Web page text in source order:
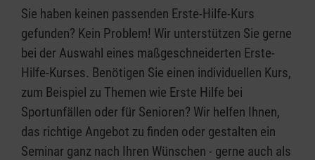
Sie haben keinen passenden Erste-Hilfe-Kurs
gefunden? Kein Problem! Wir unterstützen Sie gerne
bei der Auswahl eines maßgeschneiderten Erste-
Hilfe-Kurses. Benötigen Sie einen individuellen Kurs,
zum Beispiel zu Themen wie Erste Hilfe bei
Sportunfällen oder für Senioren? Wir helfen Ihnen,
das richtige Angebot zu finden oder gestalten ein
Seminar ganz nach Ihren Wünschen - gerne auch als